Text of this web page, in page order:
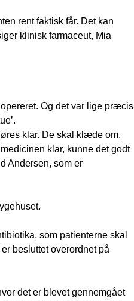
rent faktisk får. Det kan
klinisk farmaceut, Mia
Og det var lige præcis
klar. De skal klæde om,
klar, kunne det godt
Andersen, som er
som patienterne skal
besluttet overordnet på
det er blevet gennemgået